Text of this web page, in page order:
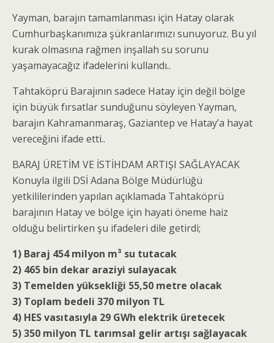
Yayman, barajın tamamlanması için Hatay olarak
Cumhurbaşkanımıza şükranlarımızı sunuyoruz. Bu yıl
kurak olmasına rağmen inşallah su sorunu
yaşamayacağız ifadelerini kullandı..
Tahtaköprü Barajının sadece Hatay için değil bölge
için büyük fırsatlar sunduğunu söyleyen Yayman,
barajın Kahramanmaraş, Gaziantep ve Hatay’a hayat
vereceğini ifade etti..
BARAJ ÜRETİM VE İSTİHDAM ARTIŞI SAĞLAYACAK
Konuyla ilgili DSİ Adana Bölge Müdürlüğü
yetkililerinden yapılan açıklamada Tahtaköprü
barajının Hatay ve bölge için hayati öneme haiz
olduğu belirtirken şu ifadeleri dile getirdi;
1) Baraj 454 milyon m³ su tutacak
‪2) 465 bin dekar araziyi sulayacak‬
‪3) Temelden yüksekliği 55,50 metre ‬olacak
‪3) Toplam bedeli 370 milyon TL‬
‪4) HES vasıtasıyla 29 GWh elektrik üretecek‬
‪5) 350 milyon TL tarımsal gelir artışı sağlayacak‬